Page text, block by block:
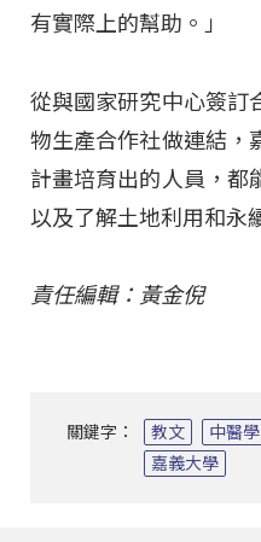
有實際上的幫助。」
從與國家研究中心簽訂
物生產合作社做連結，
計畫培育出的人員，都
以及了解土地利用和永
責任編輯：黃金倪
關鍵字： 教文 中醫
嘉義大學